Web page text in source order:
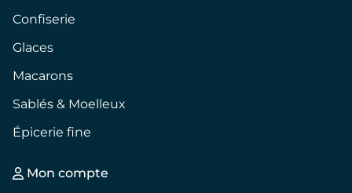
Confiserie
Glaces
Macarons
Sablés & Moelleux
Épicerie fine
Mon compte